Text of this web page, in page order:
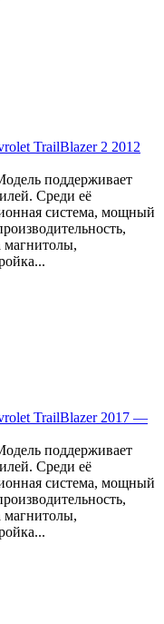
TrailBlazer 2 2012
поддерживает
Среди её
система, мощный
магнитолы,
TrailBlazer 2017 —
поддерживает
Среди её
система, мощный
магнитолы,